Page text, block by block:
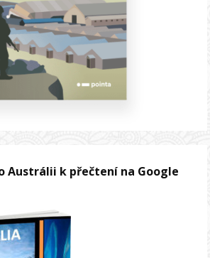
Austrálii k přečtení na Google